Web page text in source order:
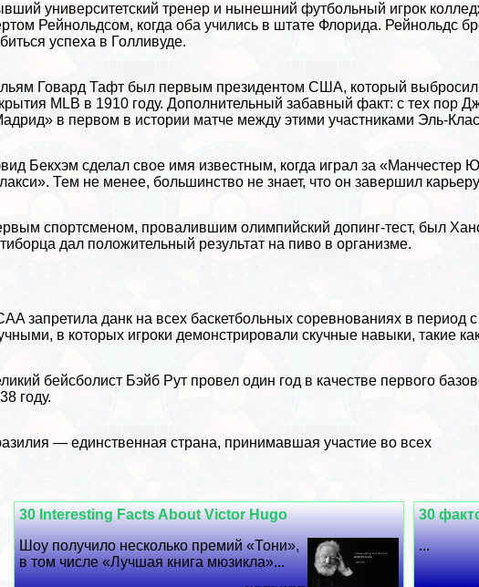
университетский тренер и нынешний футбольный игрок
Рейнольдсом, когда оба учились в штате Флорида. Рейнольдс
успеха в Голливуде.
Говард Тафт был первым президентом США, который
MLB в 1910 году. Дополнительный забавный факт: с тех пор
в первом в истории матче между этими участниками Эль-
Бекхэм сделал свое имя известным, когда играл за
Тем не менее, большинство не знает, что он завершил
спортсменом, провалившим олимпийский допинг-тест, был
дал положительный результат на пиво в организме.
запретила данк на всех баскетбольных соревнованиях в период
в которых игроки демонстрировали скучные навыки, такие
бейсболист Бэйб Рут провел один год в качестве первого
году.
— единственная страна, принимавшая участие во всех
30
...
30 Interesting Facts About Victor Hugo
Шоу получило несколько премий «Тони»,
в том числе «Лучшая книга мюзикла»...